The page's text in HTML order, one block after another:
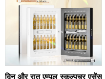
दिन और रात एम्पूल स्कल्पचर एसेंस